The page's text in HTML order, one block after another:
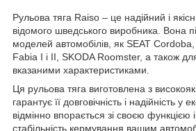
Рульова тяга Raiso – це надійний і
відомого шведського виробника. Вона
моделей автомобілів, як SEAT
Fabia I і II, SKODA Roomster, а також
вказаними характеристиками.
Ця рульова тяга виготовлена з
гарантує її довговічність і надійність у
відмінно впорається зі своєю функцією
стабільність кермування вашим